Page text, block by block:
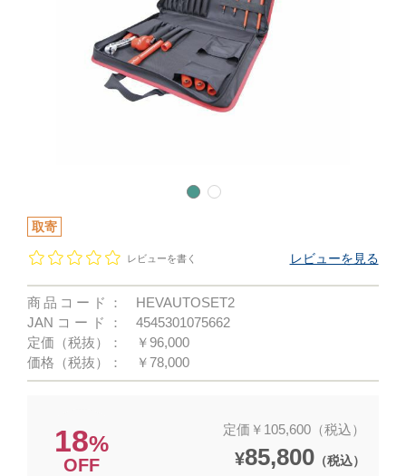
取寄
レビューを書く レビューを見る
商品コード：
HEVAUTOSET2
JANコード：
4545301075662
定価（税抜）：
￥96,000
価格（税抜）：
￥78,000
18%
OFF
定価￥105,600（税込）
¥85,800（税込）